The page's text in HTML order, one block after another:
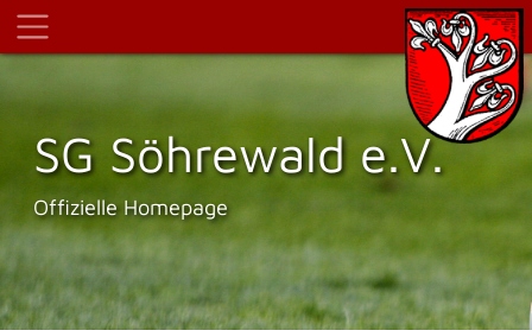
SG Söhrewald e.V.
Offizielle Homepage